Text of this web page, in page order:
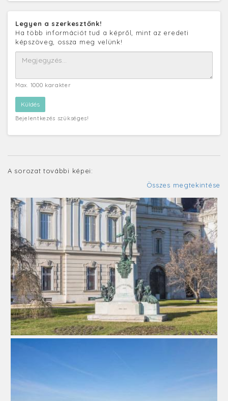
Legyen a szerkesztőnk!
Ha több információt tud a képről, mint az eredeti
képszöveg, ossza meg velünk!
Max. 1000 karakter
Bejelentkezés szükséges!
A sorozat további képei:
Összes megtekintése